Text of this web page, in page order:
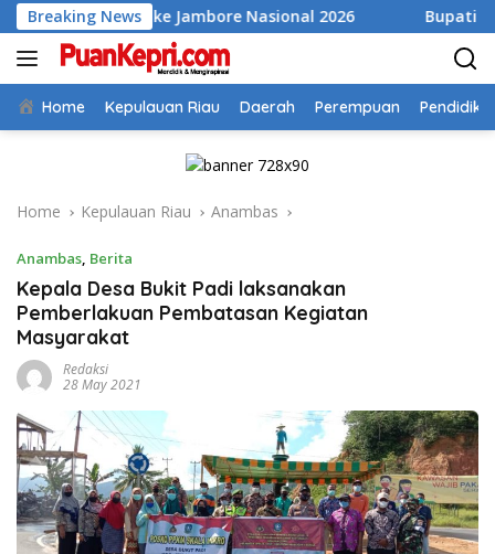
Skip
to
content
Breaking News
ke Jambore Nasional 2026 Bupati Aneng
Home Kepulauan Riau Daerah Perempuan
Home Kepulauan Riau Anambas
Anambas, Berita
Kepala Desa Bukit Padi laksanakan
Pemberlakuan Pembatasan Kegiatan
Masyarakat
Redaksi
28 May 2021